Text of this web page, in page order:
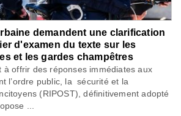
demandent une clarification
d'examen du texte sur les
et les gardes champêtres
à offrir des réponses immédiates aux
l’ordre public, la sécurité et la
(RIPOST), définitivement adopté
...